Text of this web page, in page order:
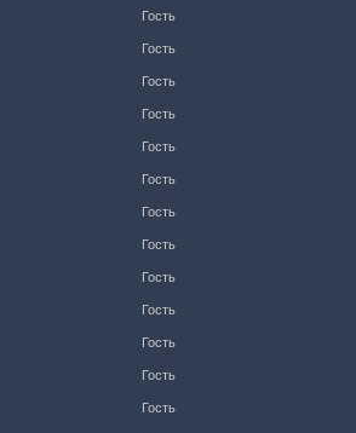
Гость
Гость
Гость
Гость
Гость
Гость
Гость
Гость
Гость
Гость
Гость
Гость
Гость